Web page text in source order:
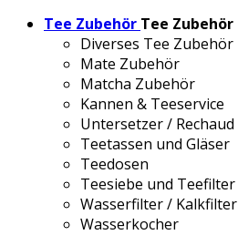
Tee Zubehör Tee Zubehör
Diverses Tee Zubehör
Mate Zubehör
Matcha Zubehör
Kannen & Teeservice
Untersetzer / Rechaud
Teetassen und Gläser
Teedosen
Teesiebe und Teefilter
Wasserfilter / Kalkfilter
Wasserkocher